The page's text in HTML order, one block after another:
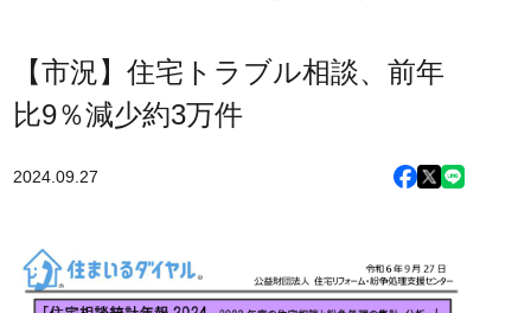
【市況】住宅トラブル相談、前年
比9％減少約3万件
2024.09.27